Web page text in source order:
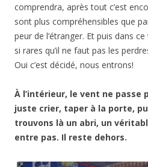
comprendra, après tout c’est
sont plus compréhensibles que
peur de l’étranger. Et puis dans
si rares qu’il ne faut pas les
Oui c’est décidé, nous entrons!
À l’intérieur, le vent ne passe
juste crier, taper à la porte,
trouvons là un abri, un
entre pas. Il reste dehors.